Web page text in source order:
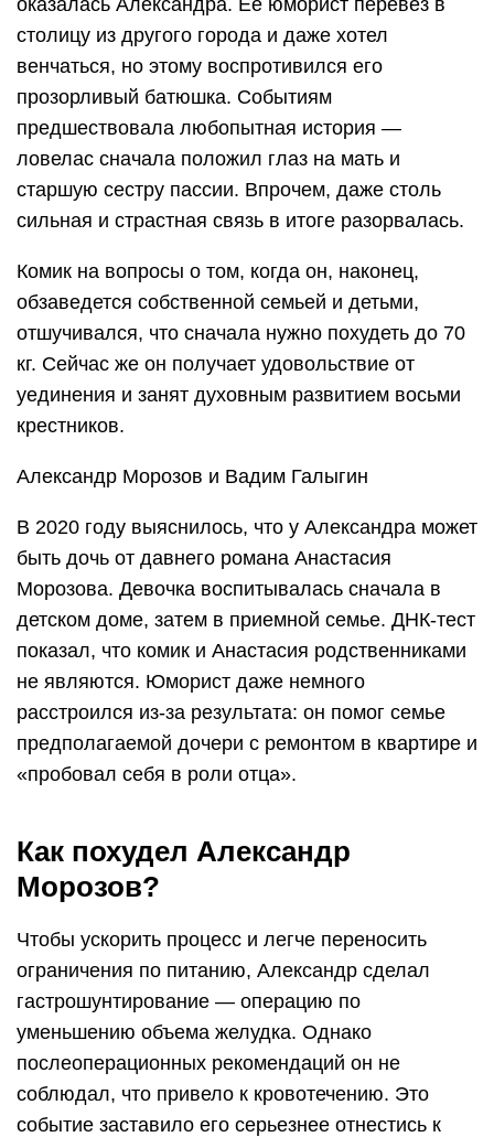
столицу из другого города и даже хотел
венчаться, но этому воспротивился его
прозорливый батюшка. Событиям
предшествовала любопытная история —
ловелас сначала положил глаз на мать и
старшую сестру пассии. Впрочем, даже столь
сильная и страстная связь в итоге разорвалась.
Комик на вопросы о том, когда он, наконец,
обзаведется собственной семьей и детьми,
отшучивался, что сначала нужно похудеть до 70
кг. Сейчас же он получает удовольствие от
уединения и занят духовным развитием восьми
крестников.
Александр Морозов и Вадим Галыгин
В 2020 году выяснилось, что у Александра может
быть дочь от давнего романа Анастасия
Морозова. Девочка воспитывалась сначала в
детском доме, затем в приемной семье. ДНК-тест
показал, что комик и Анастасия родственниками
не являются. Юморист даже немного
расстроился из-за результата: он помог семье
предполагаемой дочери с ремонтом в квартире и
«пробовал себя в роли отца».
Как похудел Александр
Морозов?
Чтобы ускорить процесс и легче переносить
ограничения по питанию, Александр сделал
гастрошунтирование — операцию по
уменьшению объема желудка. Однако
послеоперационных рекомендаций он не
соблюдал, что привело к кровотечению. Это
событие заставило его серьезнее отнестись к